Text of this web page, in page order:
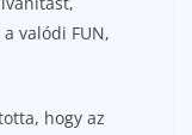
valódi FUN,
hogy az